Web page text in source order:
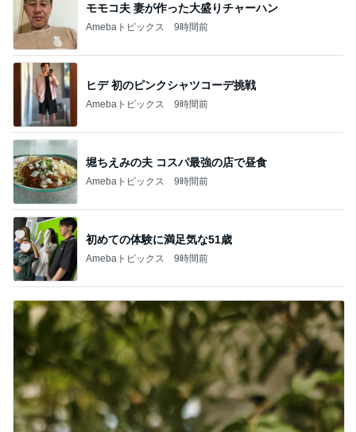
モモコ夫 妻が作った大盛りチャーハン
Amebaトピックス 9時間前
ヒデ 初のピンクシャツコーデ挑戦
Amebaトピックス 9時間前
堀ちえみの夫 コスパ最強の店で昼食
Amebaトピックス 9時間前
初めての体験に満足気な51歳
Amebaトピックス 9時間前